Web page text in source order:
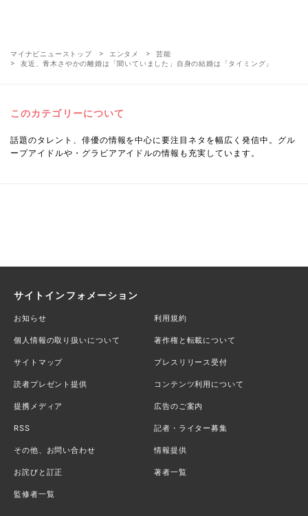
マイナビニューストップ エンタメ
芸能
友近、青木さやかの離婚は「聞いていました」自身の結婚は「タイミング」
このカテゴリーについて
話題のタレント、俳優の情報を中心に要注目ネタを幅広く発信中。グル
ープアイドルや・グラビアアイドルの情報も充実しています。
サイトインフォメーション
お知らせ 利用規約
個人情報の取り扱いについて 著作権と転載について
サイトマップ プレスリリース受付
読者プレゼント提供 コンテンツ利用について
提携メディア 広告のご案内
RSS 記者・ライター募集
その他、お問い合わせ 情報提供
お詫びと訂正 著者一覧
監修者一覧